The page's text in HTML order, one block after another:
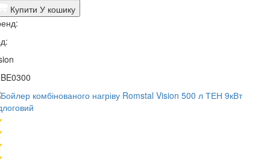
Купити У кошику